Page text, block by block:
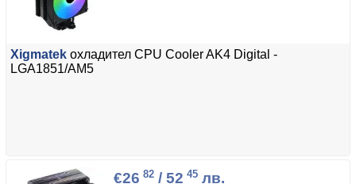
Xigmatek охладител CPU Cooler AK4 Digital -
LGA1851/AM5
€26 82 / 52 45 лв.